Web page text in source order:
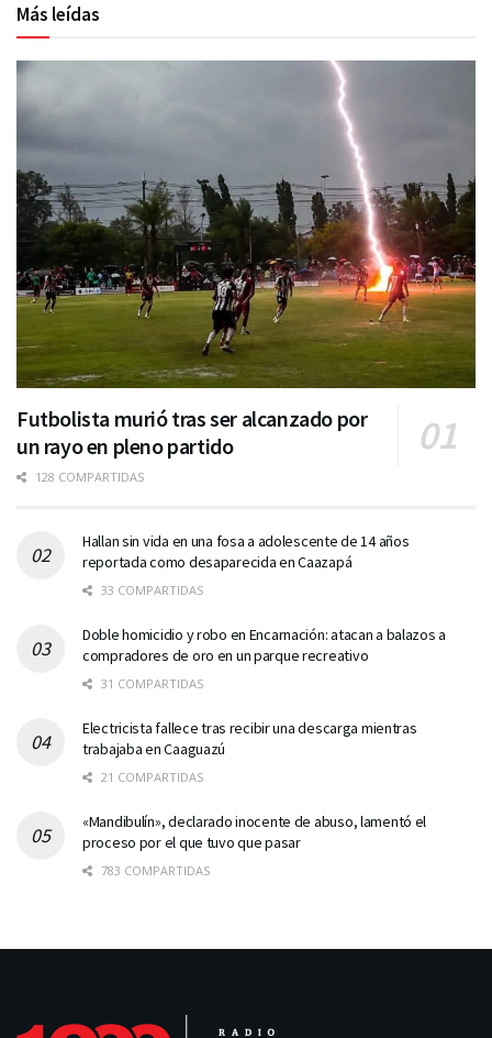
Más leídas
Futbolista murió tras ser alcanzado por
un rayo en pleno partido
128 COMPARTIDAS
Hallan sin vida en una fosa a adolescente de 14 años
reportada como desaparecida en Caazapá
33 COMPARTIDAS
Doble homicidio y robo en Encarnación: atacan a balazos a
compradores de oro en un parque recreativo
31 COMPARTIDAS
Electricista fallece tras recibir una descarga mientras
trabajaba en Caaguazú
21 COMPARTIDAS
«Mandibulín», declarado inocente de abuso, lamentó el
proceso por el que tuvo que pasar
783 COMPARTIDAS